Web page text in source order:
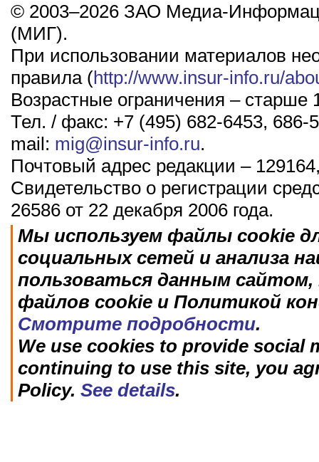
© 2003–2026 ЗАО Медиа-
(МИГ).
При использовании материалов
правила (http://www.insur-info.ru/
Возрастные ограничения – старше
Тел. / факс: +7 (495) 682-6453, 686-
mail: mig@insur-info.ru.
Почтовый адрес редакции –
Свидетельство о регистрации
26586 от 22 декабря 2006 года.
Мы используем файлы cookie
социальных сетей и анализа
пользоваться данным
файлов cookie и Политикой
Смотрите подробности.
We use cookies to provide social
continuing to use this site, you
Policy. See details.